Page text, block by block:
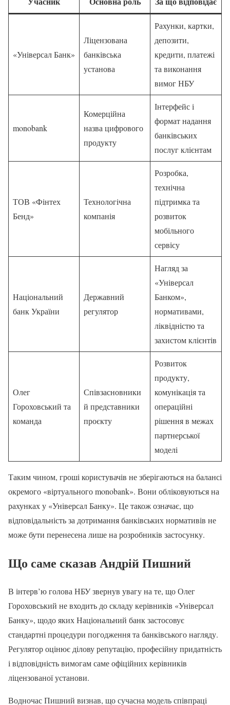
«Універсал Банк»
Ліцензована
банківська
установа
Рахунки, картки,
депозити,
кредити, платежі
та виконання
вимог НБУ
monobank
Комерційна
назва цифрового
продукту
Інтерфейс і
формат надання
банківських
послуг клієнтам
ТОВ «Фінтех
Бенд»
Технологічна
компанія
Розробка,
технічна
підтримка та
розвиток
мобільного
сервісу
Національний
банк України
Державний
регулятор
Нагляд за
«Універсал
Банком»,
нормативами,
ліквідністю та
захистом клієнтів
Олег
Гороховський та
команда
Співзасновники
й представники
проєкту
Розвиток
продукту,
комунікація та
операційні
рішення в межах
партнерської
моделі
Таким чином, гроші користувачів не зберігаються на балансі
окремого «віртуального monobank». Вони обліковуються на
рахунках у «Універсал Банку». Це також означає, що
відповідальність за дотримання банківських нормативів не
може бути перенесена лише на розробників застосунку.
Що саме сказав Андрій Пишний
В інтерв’ю голова НБУ звернув увагу на те, що Олег
Гороховський не входить до складу керівників «Універсал
Банку», щодо яких Національний банк застосовує
стандартні процедури погодження та банківського нагляду.
Регулятор оцінює ділову репутацію, професійну придатність
і відповідність вимогам саме офіційних керівників
ліцензованої установи.
Водночас Пишний визнав, що сучасна модель співпраці